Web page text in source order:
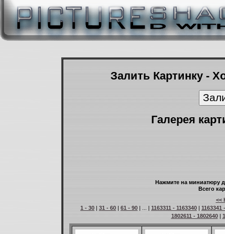
Залить Картинку -
Галерея
Нажмите на миниатюру
Всего
<<
1 - 30 | 31 - 60 | 61 - 90 | ... | 1163311 - 1163340 | 1163341
1802611 - 1802640|